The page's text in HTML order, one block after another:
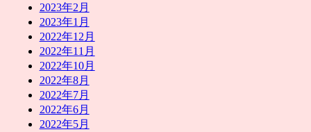
2023年2月
2023年1月
2022年12月
2022年11月
2022年10月
2022年8月
2022年7月
2022年6月
2022年5月